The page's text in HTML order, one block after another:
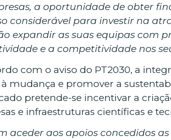
a oportunidade de obter
considerável para investir na
expandir as suas equipas com
e a competitividade nos
com o aviso do PT2030, a
à mudança e promover a
pretende-se incentivar a
e infraestruturas científicas e
aceder aos apoios concedidos